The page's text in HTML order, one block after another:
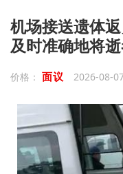
机场接送遗体
及时准确地将
价格： 面议 2026-08-